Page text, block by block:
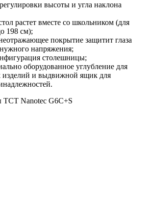
высоты и угла наклона
растет вместе со школьником (для
198 см);
покрытие защитит глаза
напряжения;
столешницы;
оборудованное углубление для
изделий и выдвижной ящик для
TCT Nanotec G6C+S